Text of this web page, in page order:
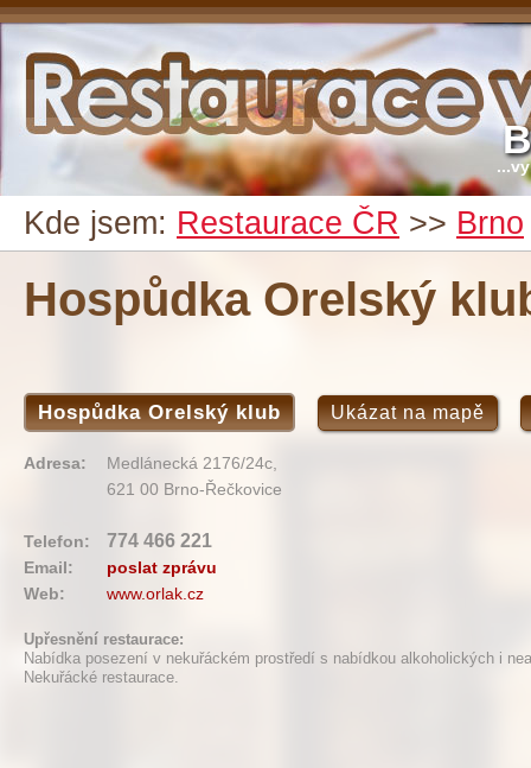
Kde jsem: Restaurace ČR >> Brno
Hospůdka Orelský
Hospůdka Orelský klub Ukázat na mapě
Adresa:
Medlánecká 2176/24c,
621 00 Brno-Řečkovice
Telefon: 774 466 221
Email:
poslat zprávu
Web:
www.orlak.cz
Upřesnění restaurace:
Nabídka posezení v nekuřáckém prostředí s nabídkou alkoholických i
Nekuřácké restaurace.